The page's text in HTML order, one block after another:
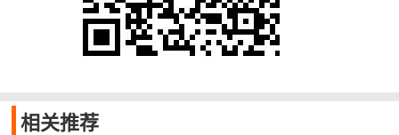
相关推荐